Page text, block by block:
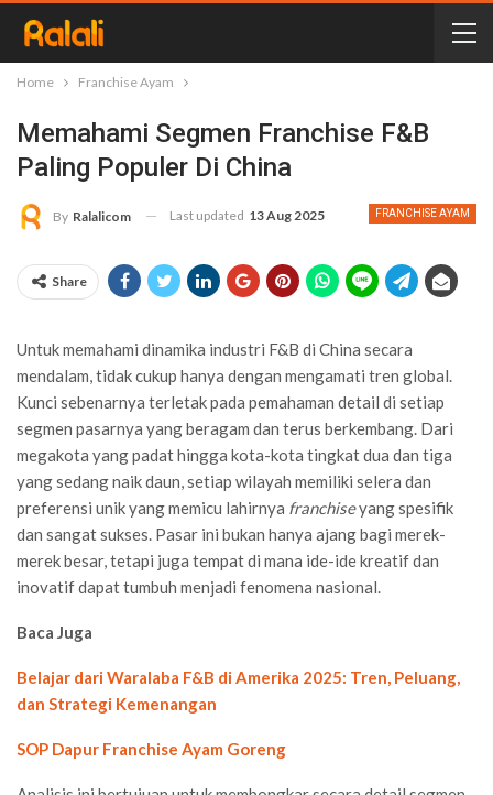
Home Franchise Ayam
Memahami Segmen Franchise F&B
Paling Populer Di China
FRANCHISE AYAM
By Ralalicom Last updated 13 Aug 2025
Share
Untuk memahami dinamika industri F&B di China secara
mendalam, tidak cukup hanya dengan mengamati tren global.
Kunci sebenarnya terletak pada pemahaman detail di setiap
segmen pasarnya yang beragam dan terus berkembang. Dari
megakota yang padat hingga kota-kota tingkat dua dan tiga
yang sedang naik daun, setiap wilayah memiliki selera dan
preferensi unik yang memicu lahirnya franchiseyang spesifik
dan sangat sukses. Pasar ini bukan hanya ajang bagi merek-
merek besar, tetapi juga tempat di mana ide-ide kreatif dan
inovatif dapat tumbuh menjadi fenomena nasional.
Baca Juga
Belajar dari Waralaba F&B di Amerika 2025: Tren, Peluang,
dan Strategi Kemenangan
SOP Dapur Franchise Ayam Goreng